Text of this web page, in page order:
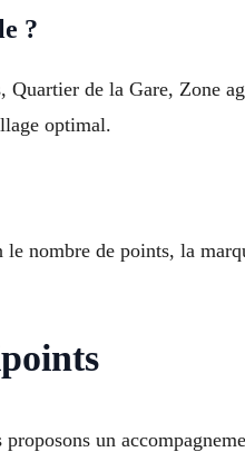
?
de la Gare, Zone
optimal.
nombre de points, la
un